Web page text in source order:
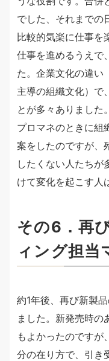
でした、それまでの
比較的気楽に仕事を
仕事を進めるうえで
た。企業文化の違い
主導の組織文化）で
とが多々ありました。
プロマネのときに組
案をしたのですが、
したくない人たちが
けて変化を起こす人
その6．再
ィング担当
約1年後、再び新製
ました。新発売時の
もよかったのですが
分の在り方で、引き